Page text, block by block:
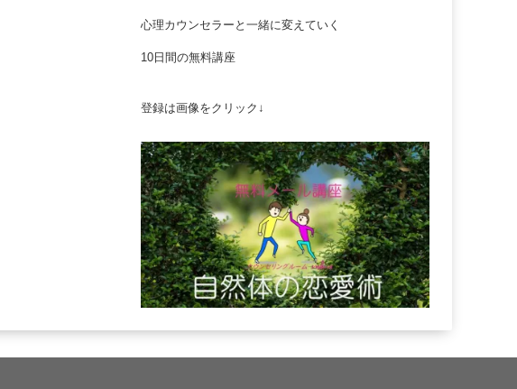
心理カウンセラーと一緒に変えていく
10日間の無料講座
登録は画像をクリック↓